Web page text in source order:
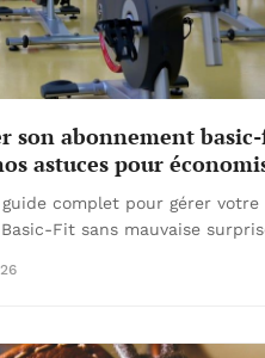
son abonnement
astuces pour
guide complet pour gérer votre
Fit sans mauvaise